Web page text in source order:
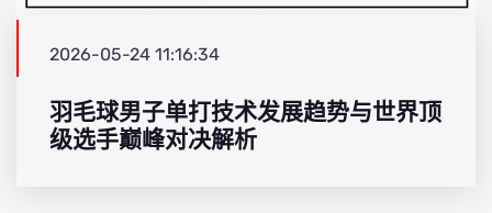
2026-05-24 11:16:34
羽毛球男子单打技术发展趋势与世界顶
级选手巅峰对决解析